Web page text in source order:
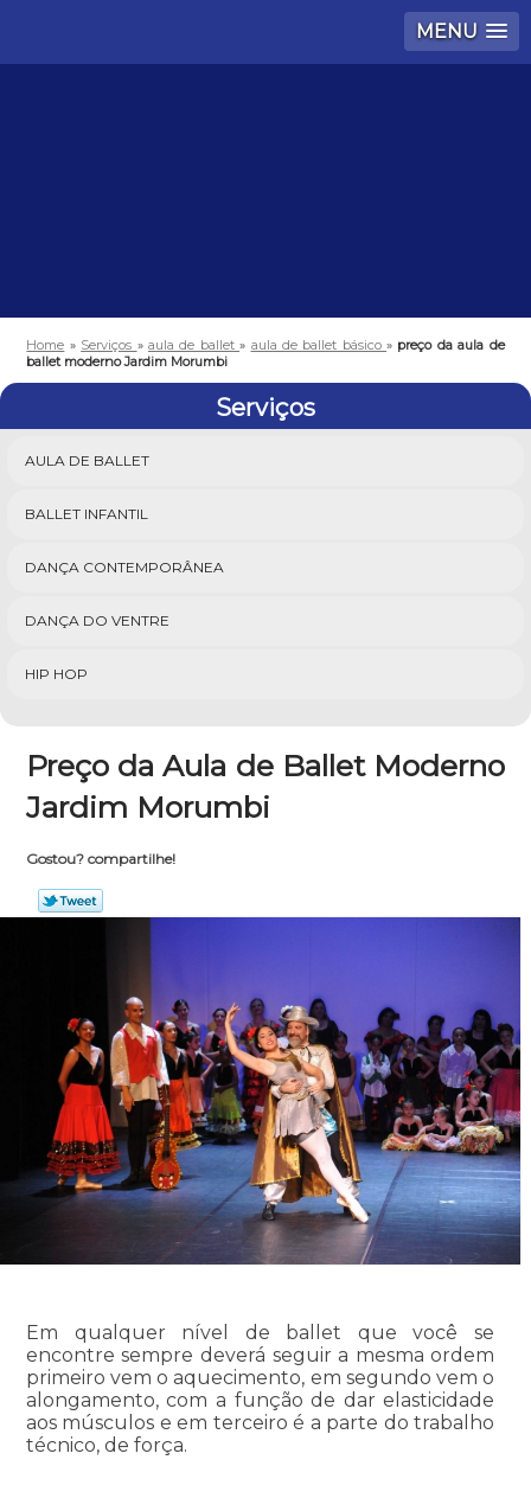
MENU
Home » Serviços » aula de ballet» aula de ballet básico» preço da aula de
ballet moderno Jardim Morumbi
Serviços
AULA DE BALLET
BALLET INFANTIL
DANÇA CONTEMPORÂNEA
DANÇA DO VENTRE
HIP HOP
Preço da Aula de Ballet Moderno
Jardim Morumbi
Gostou? compartilhe!
Em qualquer nível de ballet que você se
encontre sempre deverá seguir a mesma ordem
primeiro vem o aquecimento, em segundo vem o
alongamento, com a função de dar elasticidade
aos músculos e em terceiro é a parte do trabalho
técnico, de força.